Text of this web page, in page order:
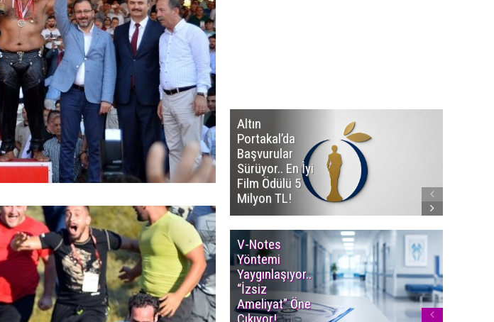
Altın
Portakal’da
Başvurular
Sürüyor.. En İyi
Film Ödülü 5
Milyon TL!
V-Notes
Yöntemi
Yaygınlaşıyor..
“İzsiz
Ameliyat” Öne